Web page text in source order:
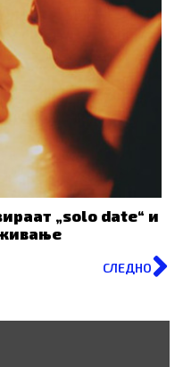
„solo date“ и
СЛЕДНО